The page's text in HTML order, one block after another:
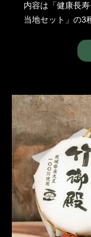
内容は「健康長
当地セット」の3